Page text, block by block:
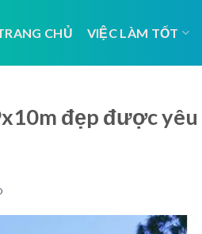
CHỦ VIỆC LÀM TỐT
đẹp được yêu